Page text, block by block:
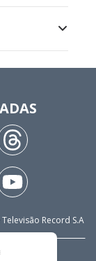
Record S.A